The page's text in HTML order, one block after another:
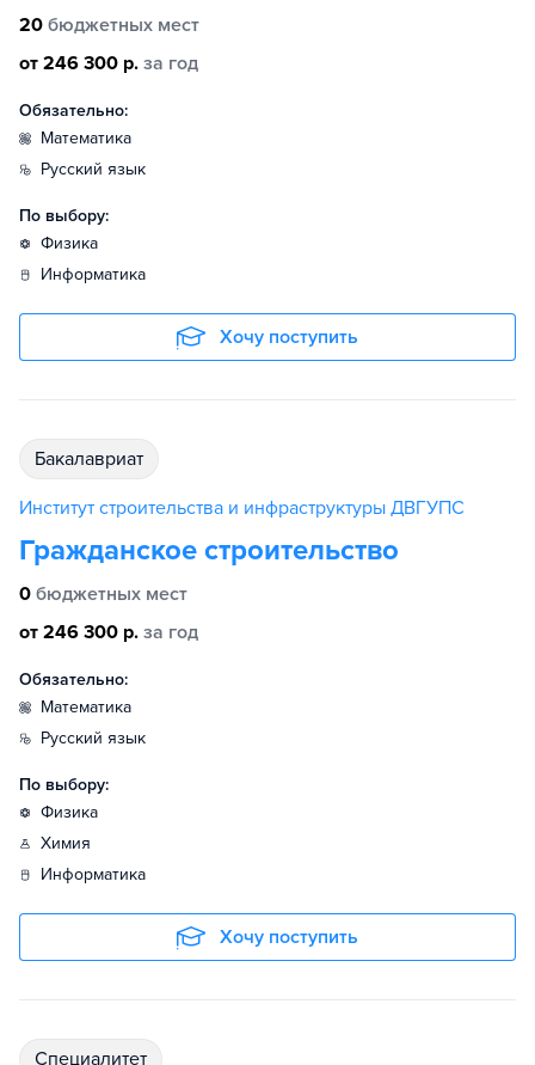
20 бюджетных мест
от 246 300 р. за год
Обязательно:
математика
русский язык
По выбору:
физика
информатика
Хочу поступить
бакалавриат
Институт строительства и инфраструктуры ДВГУПС
Гражданское строительство
0 бюджетных мест
от 246 300 р. за год
Обязательно:
математика
русский язык
По выбору:
физика
химия
информатика
Хочу поступить
специалитет